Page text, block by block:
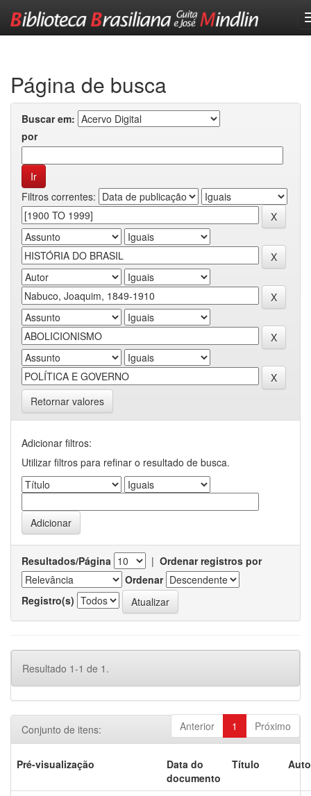
Página de busca
Buscar em:
por
Filtros correntes:
Retornar valores
Adicionar filtros:
Utilizar filtros para refinar o resultado de busca.
Resultados/Página | Ordenar registros por
Ordenar
Registro(s)
Resultado 1-1 de 1.
Anterior 1 Próximo
Conjunto de itens:
Pré-visualização
Data do
documento
Título